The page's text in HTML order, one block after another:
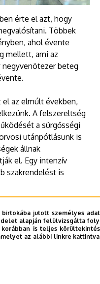
érte el azt, hogy
Többek
ahol évente
mellett, ami az
beteg
az elmúlt években,
A felszereltség
a sürgősségi
utánpótlásunk is
állnak
el. Egy intenzív
szakrendelést is
jutott személyes
alapján felülvizsgálta
is teljes
az alábbi linkre